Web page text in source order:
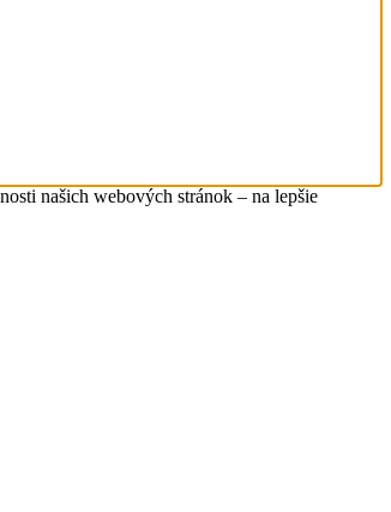
našich webových stránok – na lepšie